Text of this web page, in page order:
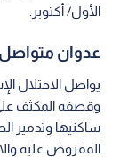
الأول/ أكتوبر.
عدوان متواصل
وقصفه المكثف
ساكنيها وتدمير
المفروض عليه